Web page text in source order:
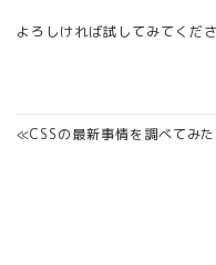
よろしければ試してみてくださ
≪CSSの最新事情を調べてみた